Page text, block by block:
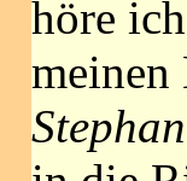
höre